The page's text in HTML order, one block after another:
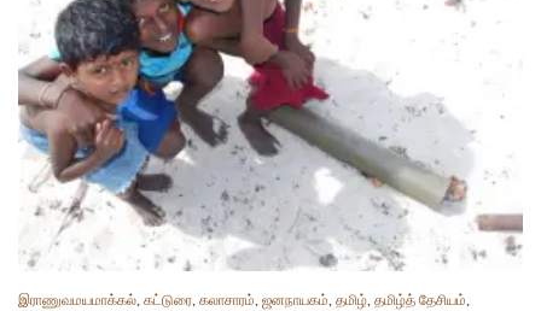
இராணுவமயமாக்கல், கட்டுரை, கலாசாரம், ஜனநாயகம், தமிழ், தமிழ்த் தேசியம்,